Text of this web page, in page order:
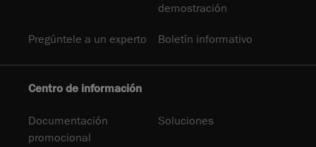
demostración
Pregúntele a un experto Boletín informativo
Centro de información
Documentación
promocional
Soluciones